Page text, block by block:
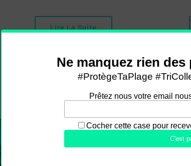
Lire La Suite